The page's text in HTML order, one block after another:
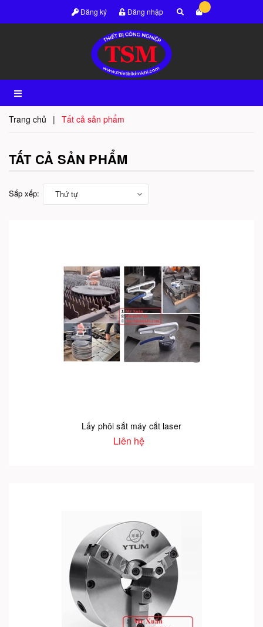
Đăng ký Đăng nhập
Trang chủ | Tất cả sản phẩm
TẤT CẢ SẢN PHẨM
Sắp xếp: Thứ tự
Lấy phôi sắt máy cắt laser
Liên hệ